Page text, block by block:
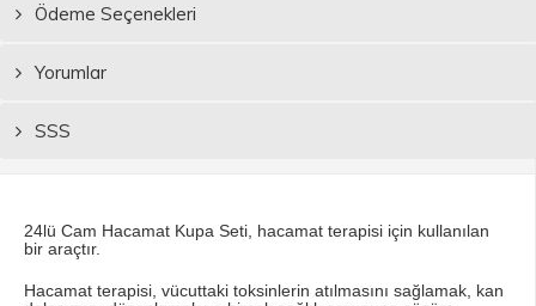
Ödeme Seçenekleri
Yorumlar
SSS
24lü Cam Hacamat Kupa Seti, hacamat terapisi için kullanılan
bir araçtır.
Hacamat terapisi, vücuttaki toksinlerin atılmasını sağlamak, kan